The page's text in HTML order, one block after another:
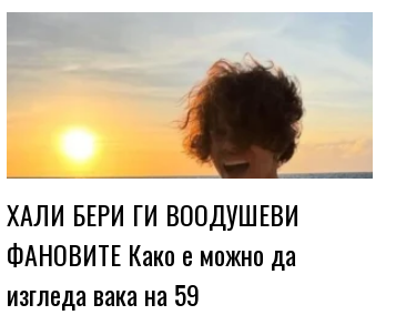
ХАЛИ БЕРИ ГИ ВООДУШЕВИ
ФАНОВИТЕ Како е можно да
изгледа вака на 59